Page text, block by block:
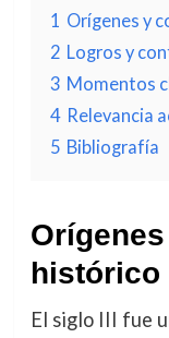
1 Orígenes y
2 Logros y
3 Momentos
4 Relevancia
5 Bibliografía
histórico
El siglo III fue